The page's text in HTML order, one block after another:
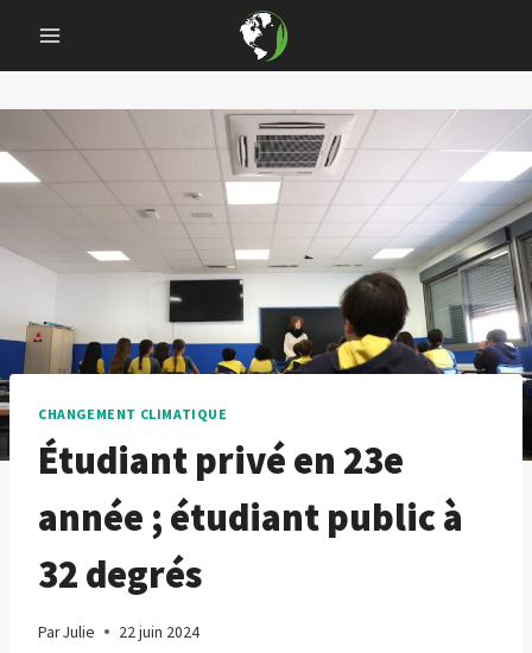
content
CHANGEMENT CLIMATIQUE
Étudiant privé en 23e
année ; étudiant public à
32 degrés
ParJulie 22 juin 2024